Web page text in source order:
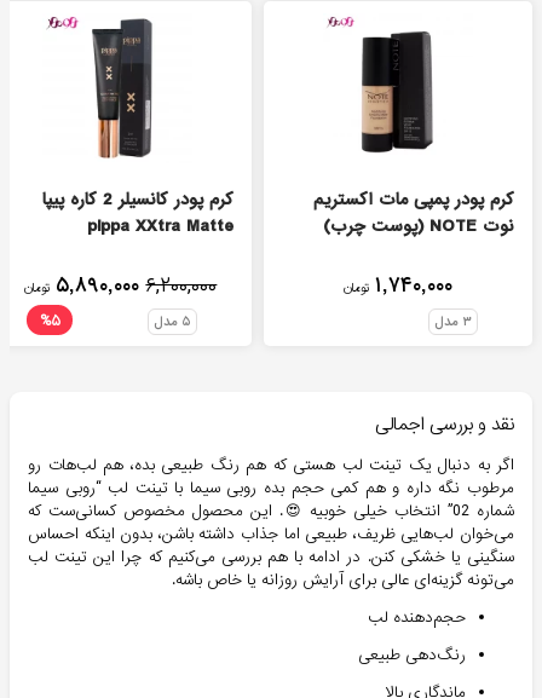
کرم پودر پمپی مات اکستریم
نوت NOTE (پوست چرب)
۱,۷۴۰,۰۰۰ تومان
۳ مدل
کرم پودر کانسیلر 2 کاره پیپا
pippa XXtra Matte
۶,۲۰۰,۰۰۰۵,۸۹۰,۰۰۰ تومان
۵ مدل %۵
نقد و بررسی اجمالی
اگر به دنبال یک تینت لب هستی که هم ‌رنگ طبیعی بده، هم لب‌هات رو
مرطوب نگه داره و هم کمی حجم بده روبی سیما با تینت لب “روبی سیما
شماره 02” انتخاب خیلی خوبیه 😍. این محصول مخصوص کسانی‌ست که
می‌خوان لب‌هایی ظریف، طبیعی اما جذاب داشته باشن، بدون اینکه احساس
سنگینی یا خشکی کنن. در ادامه با هم بررسی می‌کنیم که چرا این تینت لب
می‌تونه گزینه‌ای عالی برای آرایش روزانه یا خاص باشه.
حجم‌دهنده لب
رنگ‌دهی طبیعی
ماندگاری بالا